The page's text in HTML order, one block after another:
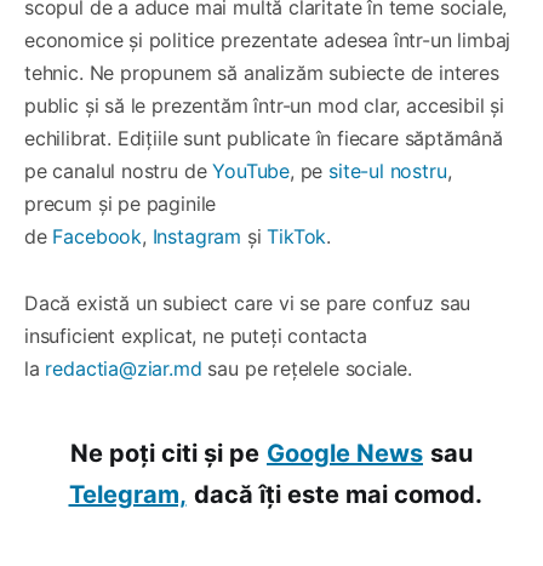
scopul de a aduce mai multă claritate în teme sociale,
economice și politice prezentate adesea într-un limbaj
tehnic. Ne propunem să analizăm subiecte de interes
public și să le prezentăm într-un mod clar, accesibil și
echilibrat. Edițiile sunt publicate în fiecare săptămână
pe canalul nostru deYouTube, pe site-ul nostru,
precum și pe paginile
de Facebook, Instagram șiTikTok.
Dacă există un subiect care vi se pare confuz sau
insuficient explicat, ne puteți contacta
la redactia@ziar.md sau pe rețelele sociale.
Ne poți citi și pe Google News sau
Telegram, dacă îți este mai comod.